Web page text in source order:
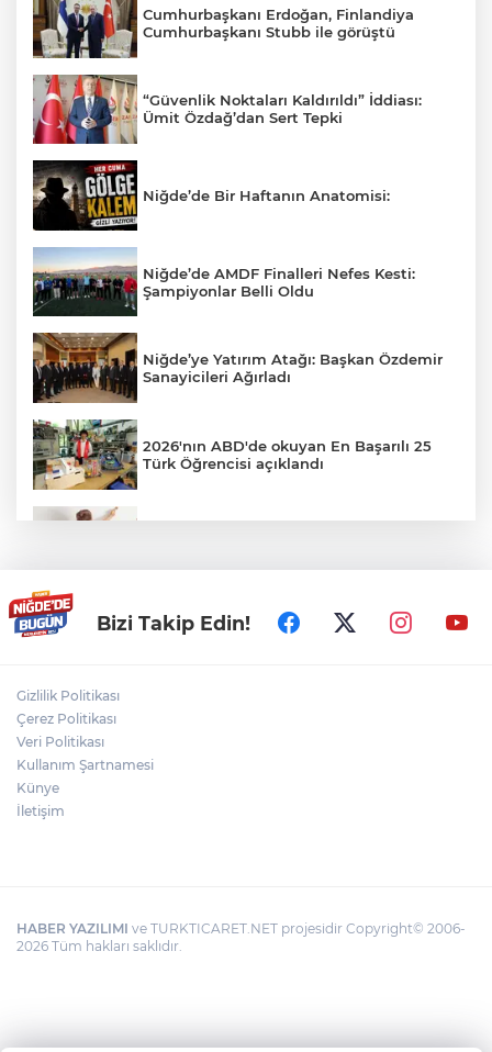
Cumhurbaşkanı Erdoğan, Finlandiya
Cumhurbaşkanı Stubb ile görüştü
“Güvenlik Noktaları Kaldırıldı” İddiası:
Ümit Özdağ’dan Sert Tepki
Niğde’de Bir Haftanın Anatomisi:
Niğde’de AMDF Finalleri Nefes Kesti:
Şampiyonlar Belli Oldu
Niğde’ye Yatırım Atağı: Başkan Özdemir
Sanayicileri Ağırladı
2026'nın ABD'de okuyan En Başarılı 25
Türk Öğrencisi açıklandı
Niğde Aladağlar’da yaralanan vatandaş
helikopterle kurtarıldı
Bizi Takip Edin!
Gizlilik Politikası
Çerez Politikası
Veri Politikası
Kullanım Şartnamesi
Künye
İletişim
HABER YAZILIMI ve TURKTICARET.NET projesidir Copyright© 2006-
2026 Tüm hakları saklıdır.